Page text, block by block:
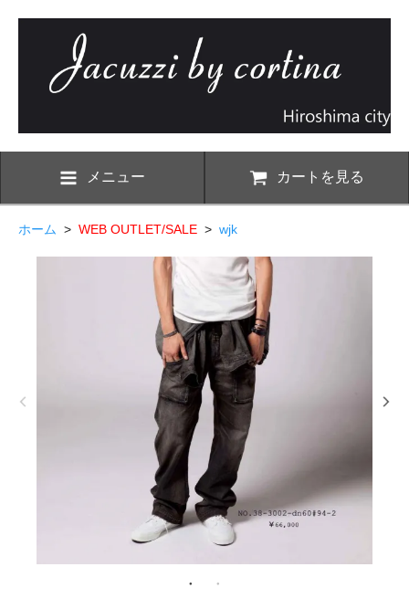
メニュー カートを見る
ホーム > WEB OUTLET/SALE > wjk